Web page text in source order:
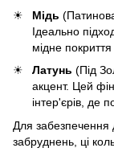
Мідь
Ідеально
мідне
Латунь (Під
акцент. Цей
інтер'єрів, де
Для забезпечення
забруднень, ці